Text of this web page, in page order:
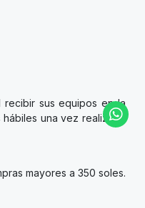
sus equipos en la
una vez realizada
mayores a 350 soles.